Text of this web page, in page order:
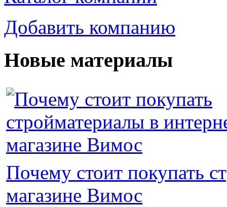
Добавить компанию
Новые материалы
Почему стоит покупать
магазине Вимос